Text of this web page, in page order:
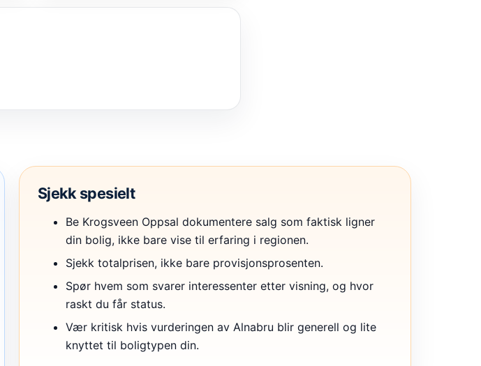
Sjekk spesielt
Be Krogsveen Oppsal dokumentere salg som faktisk ligner
din bolig, ikke bare vise til erfaring i regionen.
Sjekk totalprisen, ikke bare provisjonsprosenten.
Spør hvem som svarer interessenter etter visning, og hvor
raskt du får status.
Vær kritisk hvis vurderingen av Alnabru blir generell og lite
knyttet til boligtypen din.